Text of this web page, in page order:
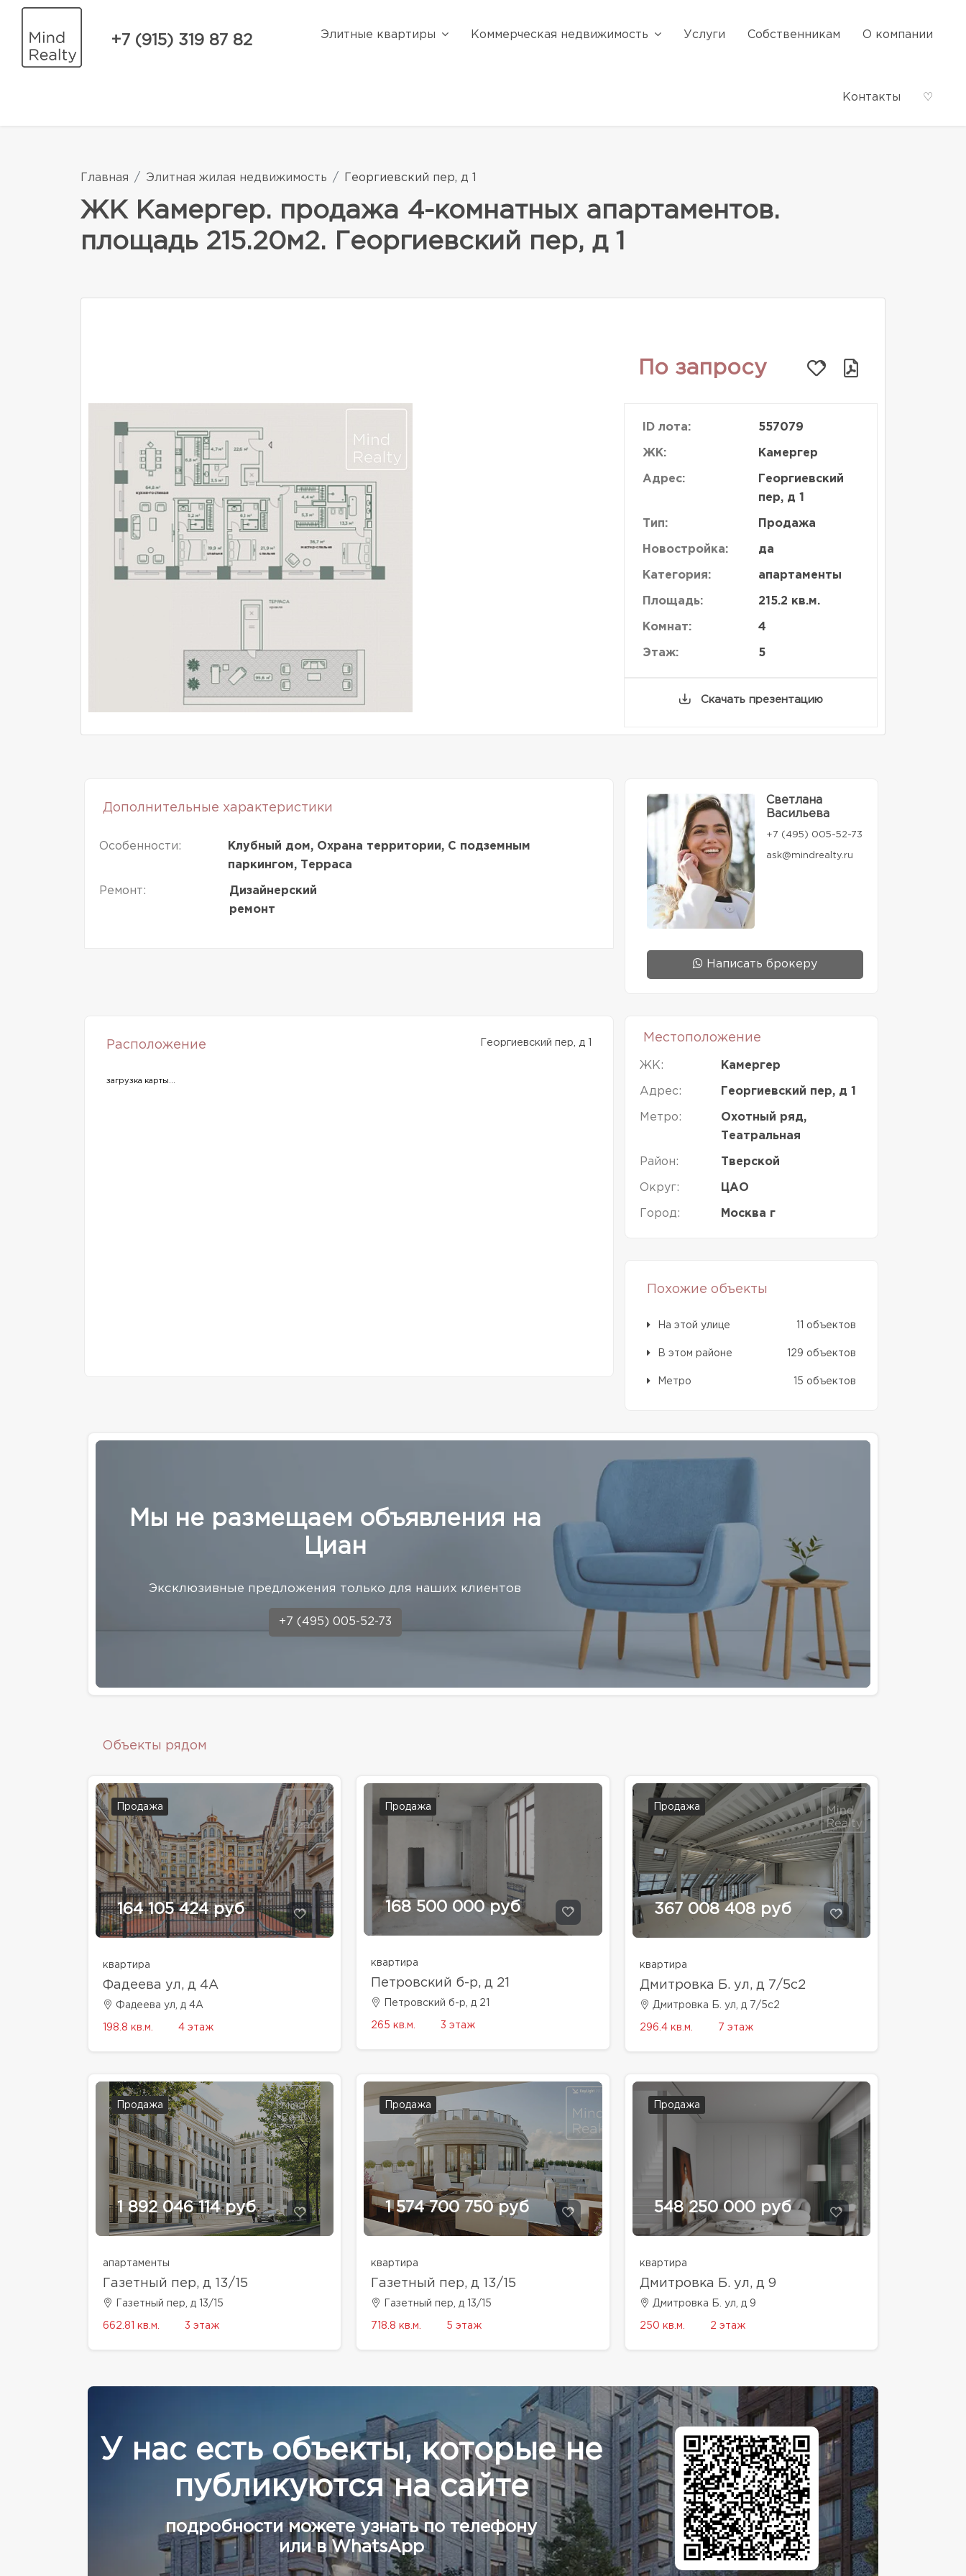
+7 (915) 319 87 82 Элитные квартиры Коммерческая недвижимость Услуги Собственникам О компании
Контакты ♡
Главная Элитная жилая недвижимость Георгиевский пер, д 1
ЖК Камергер. продажа 4-комнатных апартаментов.
площадь 215.20м2. Георгиевский пер, д 1
По запросу
ID лота: 557079
ЖК: Камергер
Адрес:
Георгиевский
пер, д 1
Тип: Продажа
Новостройка: да
Категория: апартаменты
Площадь: 215.2 кв.м.
Комнат: 4
Этаж: 5
Скачать презентацию
Дополнительные характеристики
Особенности:
Клубный дом, Охрана территории, С подземным
паркингом, Терраса
Ремонт:
Дизайнерский
ремонт
Светлана
Васильева
+7 (495) 005-52-73
ask@mindrealty.ru
Написать брокеру
Расположение Георгиевский пер, д 1
загрузка карты...
Местоположение
ЖК: Камергер
Адрес: Георгиевский пер, д 1
Метро:
Охотный ряд,
Театральная
Район: Тверской
Округ: ЦАО
Город: Москва г
Похожие объекты
На этой улице 11 объектов
В этом районе 129 объектов
Метро 15 объектов
Мы не размещаем объявления на
Циан
Эксклюзивные предложения только для наших клиентов
+7 (495) 005-52-73
Объекты рядом
Продажа
164 105 424 руб
квартира
Фадеева ул, д 4A
Фадеева ул, д 4A
198.8 кв.м. 4 этаж
Продажа
168 500 000 руб
квартира
Петровский б-р, д 21
Петровский б-р, д 21
265 кв.м. 3 этаж
Продажа
367 008 408 руб
квартира
Дмитровка Б. ул, д 7/5с2
Дмитровка Б. ул, д 7/5с2
296.4 кв.м. 7 этаж
Продажа
1 892 046 114 руб
апартаменты
Газетный пер, д 13/15
Газетный пер, д 13/15
662.81 кв.м. 3 этаж
Продажа
1 574 700 750 руб
квартира
Газетный пер, д 13/15
Газетный пер, д 13/15
718.8 кв.м. 5 этаж
Продажа
548 250 000 руб
квартира
Дмитровка Б. ул, д 9
Дмитровка Б. ул, д 9
250 кв.м. 2 этаж
У нас есть объекты, которые не
публикуются на сайте
подробности можете узнать по телефону
или в WhatsApp